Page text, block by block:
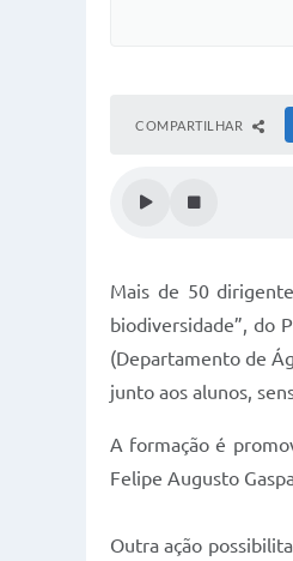
COMPARTILHAR
Mais de 50
biodiversidade”, do
(Departamento de
junto aos alunos,
A formação é
Felipe Augusto
Outra ação